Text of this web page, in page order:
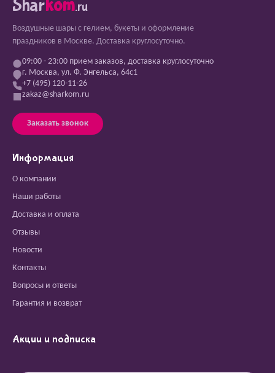
Sharkom.ru
Воздушные шары с гелием, букеты и оформление
праздников в Москве. Доставка круглосуточно.
09:00 - 23:00 прием заказов, доставка круглосуточно
г. Москва, ул. Ф. Энгельса, 64с1
+7 (495) 120-11-26
zakaz@sharkom.ru
Заказать звонок
Информация
О компании
Наши работы
Доставка и оплата
Отзывы
Новости
Контакты
Вопросы и ответы
Гарантия и возврат
Акции и подписка